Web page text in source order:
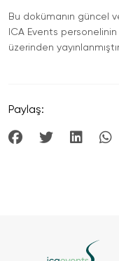
Bu dokümanın güncel
ICA Events
üzerinden
Paylaş: